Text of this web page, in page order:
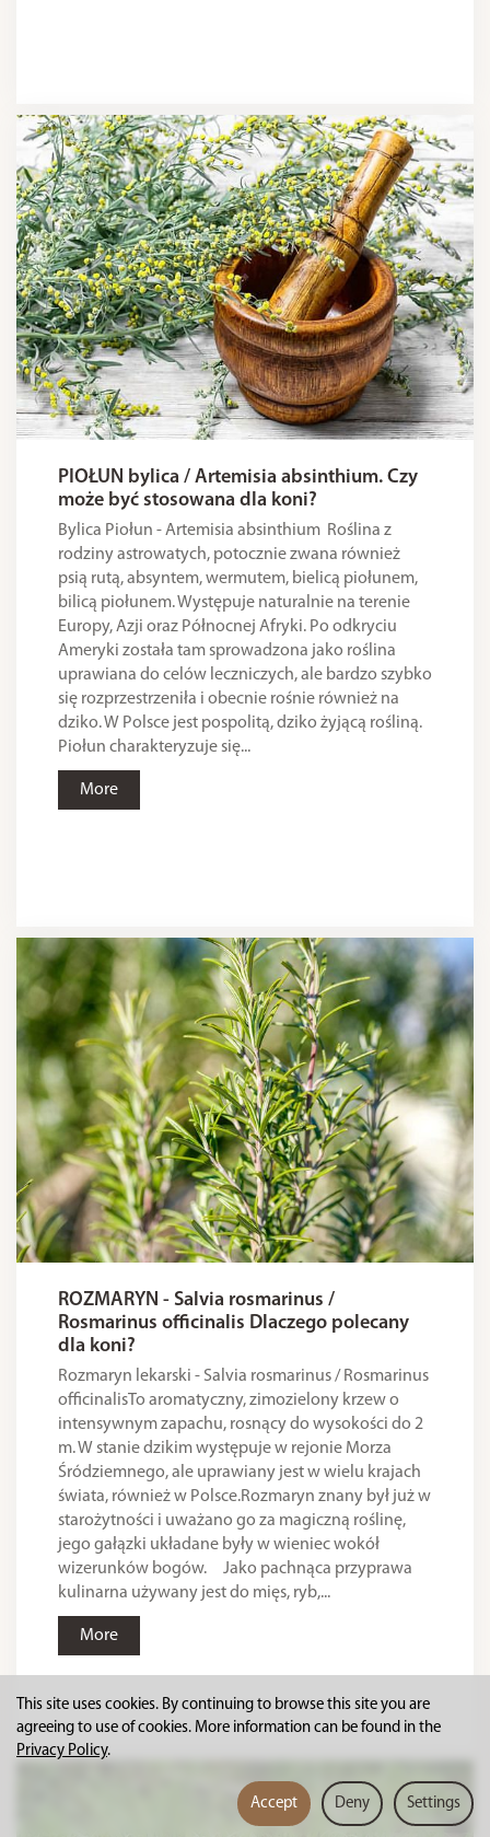
PIOŁUN bylica / Artemisia absinthium. Czy
może być stosowana dla koni?
Bylica Piołun - Artemisia absinthium Roślina z
rodziny astrowatych, potocznie zwana również
psią rutą, absyntem, wermutem, bielicą piołunem,
bilicą piołunem. Występuje naturalnie na terenie
Europy, Azji oraz Północnej Afryki. Po odkryciu
Ameryki została tam sprowadzona jako roślina
uprawiana do celów leczniczych, ale bardzo szybko
się rozprzestrzeniła i obecnie rośnie również na
dziko. W Polsce jest pospolitą, dziko żyjącą rośliną.
Piołun charakteryzuje się...
More
ROZMARYN - Salvia rosmarinus /
Rosmarinus officinalis Dlaczego polecany
dla koni?
Rozmaryn lekarski - Salvia rosmarinus / Rosmarinus
officinalisTo aromatyczny, zimozielony krzew o
intensywnym zapachu, rosnący do wysokości do 2
m. W stanie dzikim występuje w rejonie Morza
Śródziemnego, ale uprawiany jest w wielu krajach
świata, również w Polsce.Rozmaryn znany był już w
starożytności i uważano go za magiczną roślinę,
jego gałązki układane były w wieniec wokół
wizerunków bogów. Jako pachnąca przyprawa
kulinarna używany jest do mięs, ryb,...
More
This site uses cookies. By continuing to browse this site you are
agreeing to use of cookies. More information can be found in the
Privacy Policy.
Settings
Deny
Accept